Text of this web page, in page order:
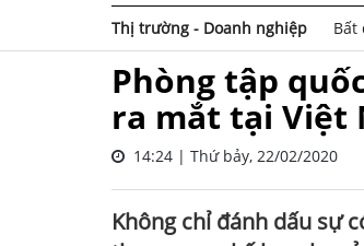
Thị trường - Doanh nghiệp Bất
Phòng tập
ra mắt tại Việt
14:24 | Thứ bảy, 22/02/2020
Không chỉ đánh dấu sự